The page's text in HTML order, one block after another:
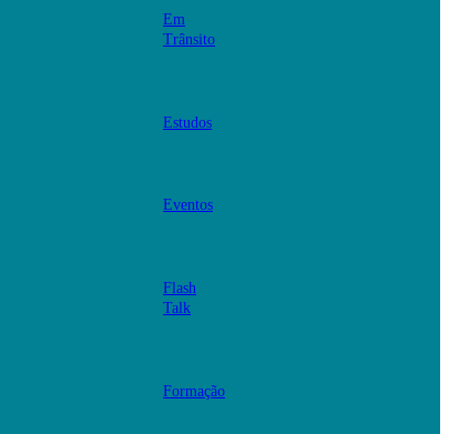
Em
Trânsito
Estudos
Eventos
Flash
Talk
Formação